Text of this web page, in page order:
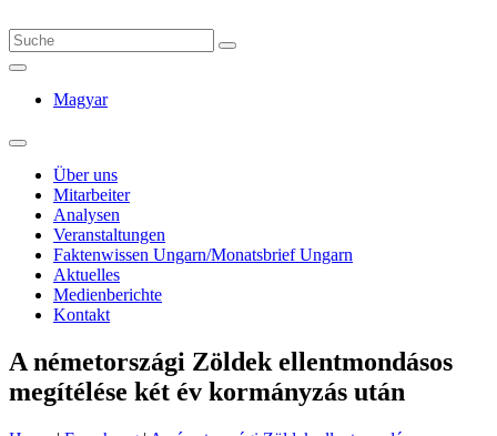
Magyar
Über uns
Mitarbeiter
Analysen
Veranstaltungen
Faktenwissen Ungarn/Monatsbrief Ungarn
Aktuelles
Medienberichte
Kontakt
A németországi Zöldek ellentmondásos
megítélése két év kormányzás után